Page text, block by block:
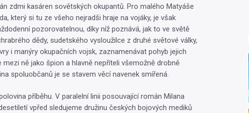
zdmi kasáren sovětských okupantů. Pro malého Matyáše
který si tu ze všeho nejradši hraje na vojáky, je však
pozorovatelnou, díky níž poznává, jak to ve světě
dědy, sudetského vysloužilce z druhé světové války,
i manýry okupačních vojsk, zaznamenávat pohyb jejich
mezi ně jako špion a hlavně nepříteli všemožně drobně
spoluobčanů je se stavem věcí navenek smířená.
příběhu. V paralelní linii posouvající román Milana
vpřed sledujeme družinu českých bojových mediků